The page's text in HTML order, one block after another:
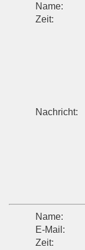
Name:
Zeit:
Nachricht:
Name:
E-Mail:
Zeit: